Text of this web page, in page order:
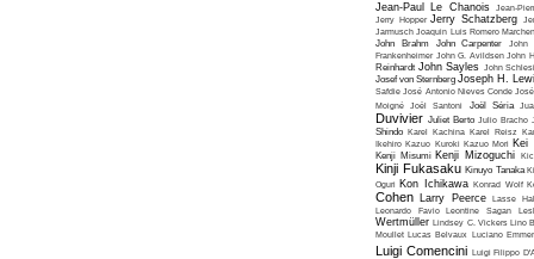
Jean-Paul Le Chanois
Jean-
Jerry Hopper Jerry Schatzberg
Jarmusch Joaquin Luis Romero
John Brahm
John Carpenter
John
Frankenheimer John G. Avildsen John
Reinhardt John Sayles John
Josef von Sternberg Joseph H.
Safdie José Antonio Nieves Conde
Moigné Joël Santoni Joël Séria
Duvivier Juliet Berto Julio Bracho
Shindo Karel Kachina Karel Reisz
Ikehiro Kazuo Kuroki Kazuo Mori Kei
Kenji Misumi Kenji Mizoguchi
Kinji Fukasaku Kinuyo Tanaka
Oguri Kon Ichikawa Konrad Wolf
Cohen Larry Peerce
Lasse
Leonardo Favio
Leontine Sagan
Wertmüller Lindsey C. Vickers Lino
Moullet Lucas Belvaux Luciano Emmer
Luigi Comencini Luigi Filippo